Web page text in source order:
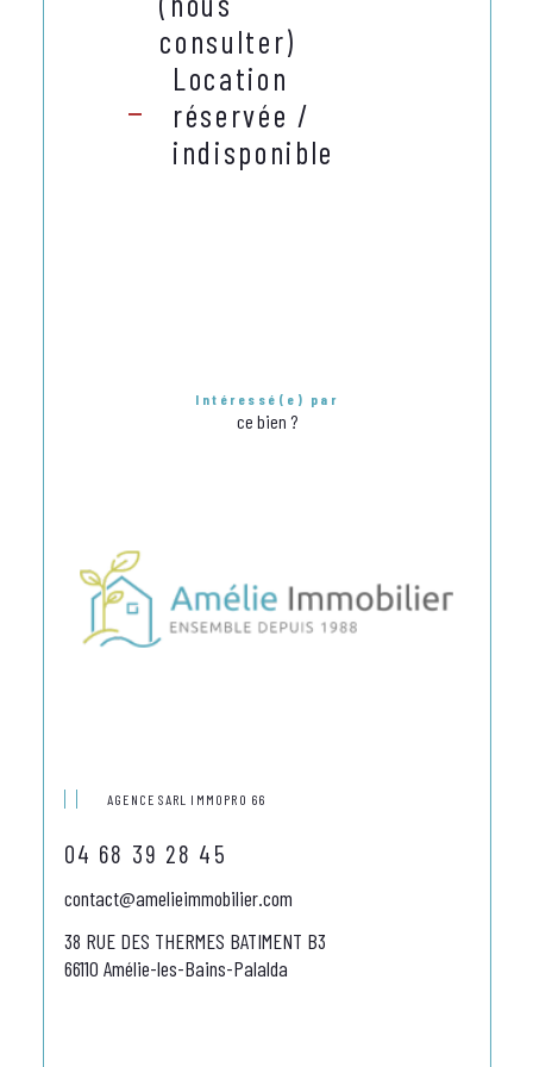
consulter)
Location
réservée /
indisponible
Intéressé(e) par
ce bien ?
AGENCE SARL IMMOPRO 66
04 68 39 28 45
contact@amelieimmobilier.com
38 RUE DES THERMES BATIMENT B3
66110 Amélie-les-Bains-Palalda